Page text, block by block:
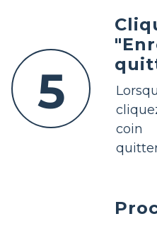
5
coin